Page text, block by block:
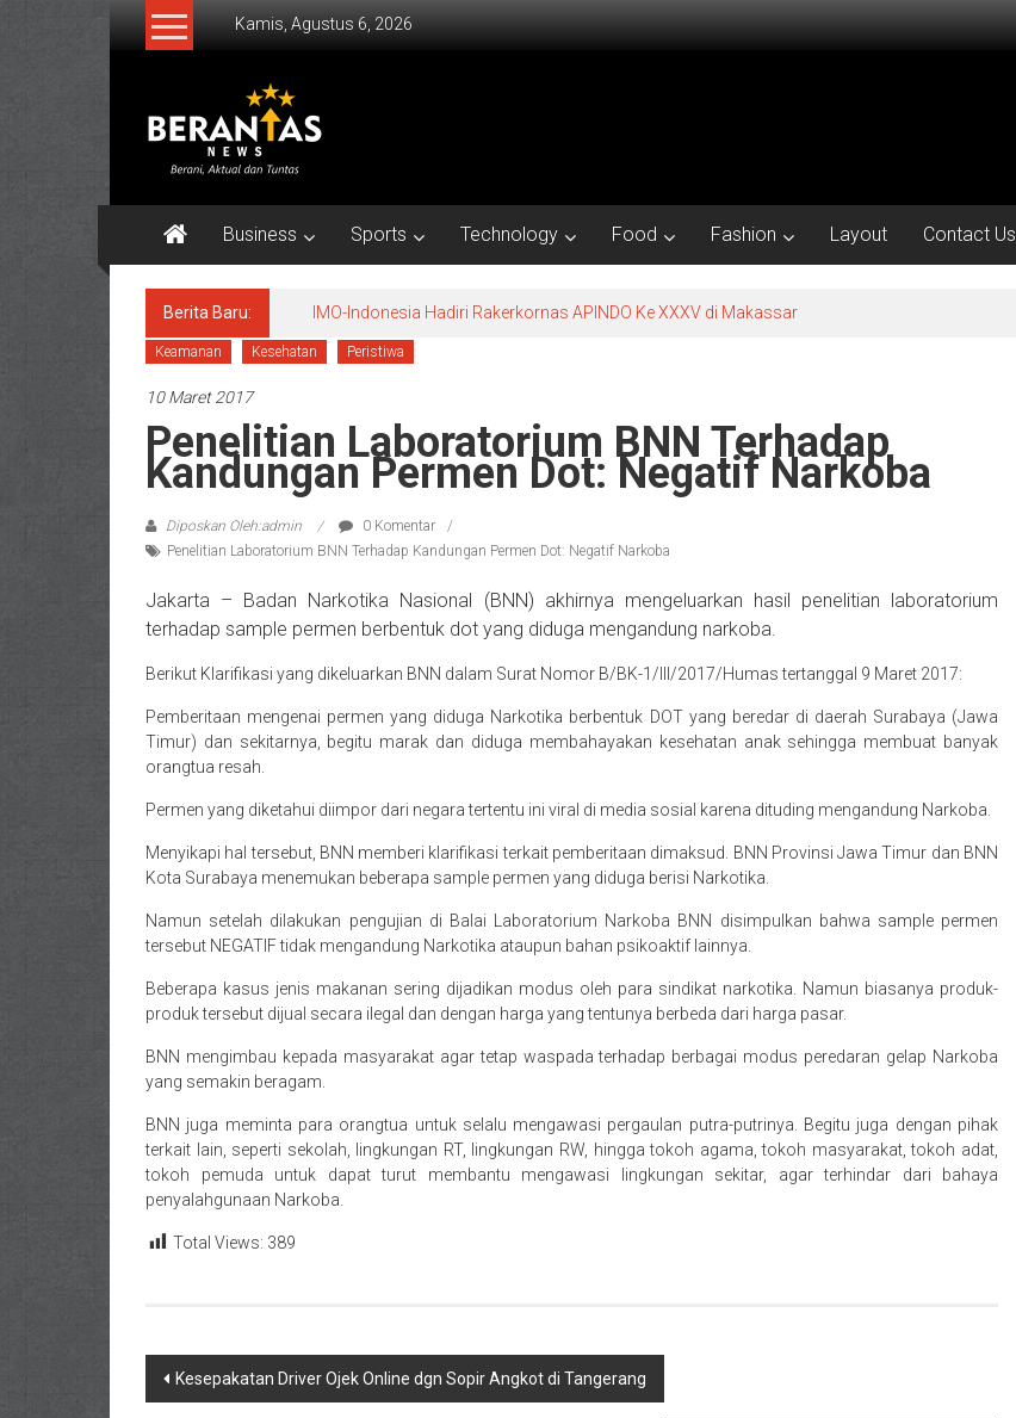
Lompat
Kamis, Agustus 6, 2026
BERANTAS
NEWS
Tuntas.
Business Sports Technology Food Fashion Layout Contact Us
Berita Baru: IMO-Indonesia Hadiri Rakerkornas APINDO Ke XXXV di Makassar
Keamanan Kesehatan Peristiwa
10 Maret 2017
Penelitian Laboratorium BNN Terhadap
Kandungan Permen Dot: Negatif Narkoba
Diposkan Oleh:admin
0 Komentar
Penelitian Laboratorium BNN Terhadap Kandungan Permen Dot: Negatif Narkoba
Jakarta – Badan Narkotika Nasional (BNN) akhirnya mengeluarkan hasil penelitian laboratorium
terhadap sample permen berbentuk dot yang diduga mengandung narkoba.
Berikut Klarifikasi yang dikeluarkan BNN dalam Surat Nomor B/BK-1/III/2017/Humas tertanggal 9 Maret 2017:
Pemberitaan mengenai permen yang diduga Narkotika berbentuk DOT yang beredar di daerah Surabaya (Jawa
Timur) dan sekitarnya, begitu marak dan diduga membahayakan kesehatan anak sehingga membuat banyak
orangtua resah.
Permen yang diketahui diimpor dari negara tertentu ini viral di media sosial karena dituding mengandung Narkoba.
Menyikapi hal tersebut, BNN memberi klarifikasi terkait pemberitaan dimaksud. BNN Provinsi Jawa Timur dan BNN
Kota Surabaya menemukan beberapa sample permen yang diduga berisi Narkotika.
Namun setelah dilakukan pengujian di Balai Laboratorium Narkoba BNN disimpulkan bahwa sample permen
tersebut NEGATIF tidak mengandung Narkotika ataupun bahan psikoaktif lainnya.
Beberapa kasus jenis makanan sering dijadikan modus oleh para sindikat narkotika. Namun biasanya produk-
produk tersebut dijual secara ilegal dan dengan harga yang tentunya berbeda dari harga pasar.
BNN mengimbau kepada masyarakat agar tetap waspada terhadap berbagai modus peredaran gelap Narkoba
yang semakin beragam.
BNN juga meminta para orangtua untuk selalu mengawasi pergaulan putra-putrinya. Begitu juga dengan pihak
terkait lain, seperti sekolah, lingkungan RT, lingkungan RW, hingga tokoh agama, tokoh masyarakat, tokoh adat,
tokoh pemuda untuk dapat turut membantu mengawasi lingkungan sekitar, agar terhindar dari bahaya
penyalahgunaan Narkoba.
Total Views: 389
Navigasi
Kesepakatan Driver Ojek Online dgn Sopir Angkot di Tangerang